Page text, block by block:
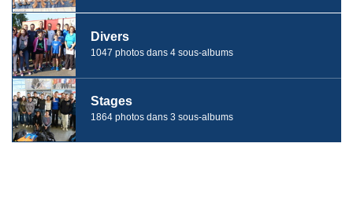
Divers
1047 photos dans 4 sous-albums
Stages
1864 photos dans 3 sous-albums